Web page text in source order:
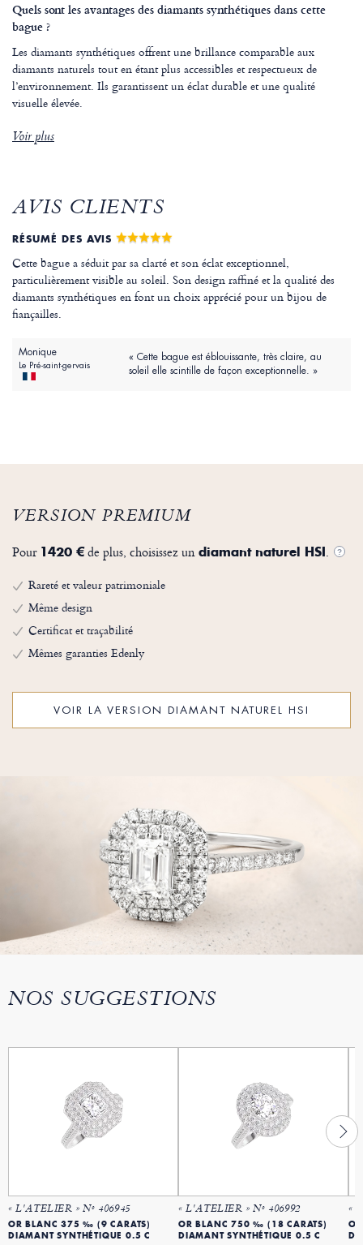
Quels sont les avantages des diamants synthétiques dans cette
bague ?
Les diamants synthétiques offrent une brillance comparable aux
diamants naturels tout en étant plus accessibles et respectueux de
l’environnement. Ils garantissent un éclat durable et une qualité
visuelle élevée.
Voir plus
AVIS CLIENTS
RÉSUMÉ DES AVIS
Cette bague a séduit par sa clarté et son éclat exceptionnel,
particulièrement visible au soleil. Son design raffiné et la qualité des
diamants synthétiques en font un choix apprécié pour un bijou de
fiançailles.
Monique
Le Pré-saint-gervais
« Cette bague est éblouissante, très claire, au
soleil elle scintille de façon exceptionnelle. »
VERSION PREMIUM
Pour 1420 €de plus, choisissez un diamant naturel HSI. ?
Rareté et valeur patrimoniale
Même design
Certificat et traçabilité
Mêmes garanties Edenly
VOIR LA VERSION DIAMANT NATUREL HSI
NOS SUGGESTIONS
« L'ATELIER » Nº 406945
OR BLANC 375 ‰ (9 CARATS)
DIAMANT SYNTHÉTIQUE 0.5 C
« L'ATELIER » Nº 406992
OR BLANC 750 ‰ (18 CARATS)
DIAMANT SYNTHÉTIQUE 0.5 C
«